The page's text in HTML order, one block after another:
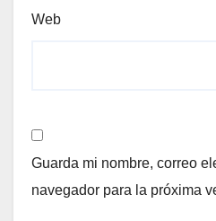
Web
Guarda mi nombre, correo
navegador para la próxima